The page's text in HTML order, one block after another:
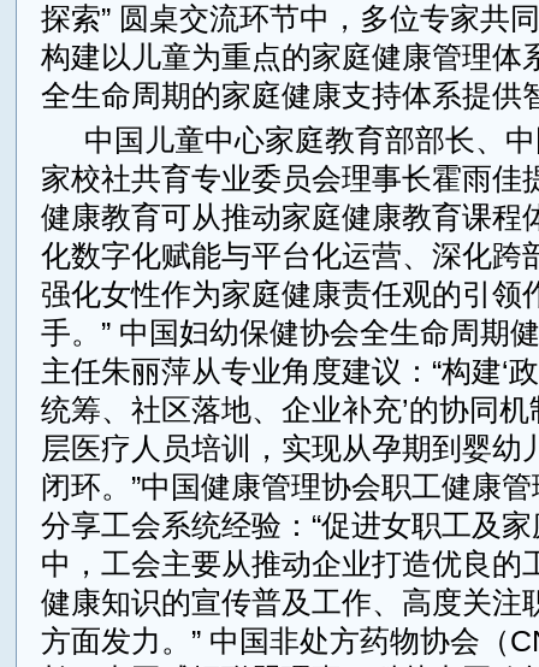
探索” 圆桌交流环节中，多位专家共
构建以儿童为重点的家庭健康管理体
全生命周期的家庭健康支持体系提供
中国儿童中心家庭教育部部长、
家校社共育专业委员会理事长霍雨佳
健康教育可从推动家庭健康教育课程
化数字化赋能与平台化运营、深化跨
强化女性作为家庭健康责任观的引领
手。” 中国妇幼保健协会全生命周期
主任朱丽萍从专业角度建议：“构建‘
统筹、社区落地、企业补充’的协同
层医疗人员培训，实现从孕期到婴幼
闭环。”中国健康管理协会职工健康
分享工会系统经验：“促进女职工及
中，工会主要从推动企业打造优良的
健康知识的宣传普及工作、高度关注
方面发力。” 中国非处方药物协会（